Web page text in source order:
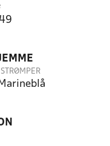
STRØMPER